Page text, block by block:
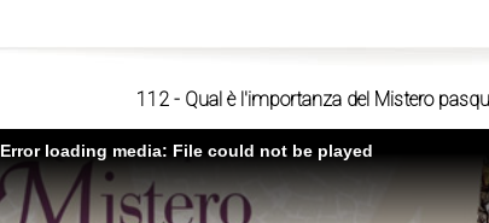
112 - Qual è l'importanza del Mistero
Error loading media: File could not be played